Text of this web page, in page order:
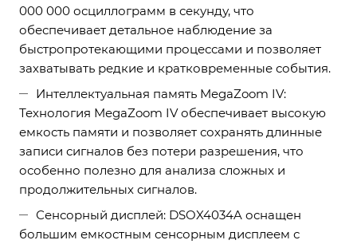
000 000 осциллограмм в секунду, что
обеспечивает детальное наблюдение за
быстропротекающими процессами и позволяет
захватывать редкие и кратковременные события.
Интеллектуальная память MegaZoom IV:
Технология MegaZoom IV обеспечивает высокую
емкость памяти и позволяет сохранять длинные
записи сигналов без потери разрешения, что
особенно полезно для анализа сложных и
продолжительных сигналов.
Сенсорный дисплей: DSOX4034A оснащен
большим емкостным сенсорным дисплеем с